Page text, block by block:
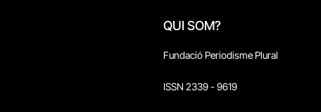
QUI SOM?
Fundació Periodisme Plural
ISSN 2339 - 9619